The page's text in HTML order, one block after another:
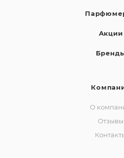
Акции
О
Отзывы